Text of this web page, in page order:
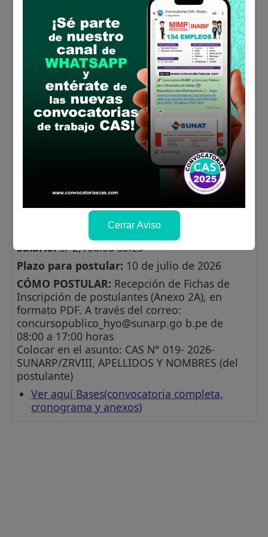
Sector Público o Privado) 01 año
Experiencia específica (En la función o la
materia) Nivel mínimo de practicante
profesional 06 meses
Conocimiento técnico:
Conocimientos básicos
Registrales y Catastrales. Conocimientos
básicos en Sistema de Información Geográfica
Cursos y/o programas de especialización:
Cursos y/o diplomados en catastro o
Reglamentos y Normatividad técnica de
saneamiento de Predios o Software GIS
Lugar de labores:Oficina Registral de
820 - Huánuco De lunes a viernes de 8:00 a
Salario:S/ 2,100.00 soles
Plazo para postular: 10 de julio de 2026
CÓMO POSTULAR: Recepción de Fichas de
Inscripción de postulantes (Anexo 2A), en
formato PDF. A través del correo:
concursopublico_hyo@sunarp.go b.pe de
08:00 a 17:00 horas
Colocar en el asunto: CAS N° 019- 2026-
SUNARP/ZRVIII, APELLIDOS Y NOMBRES (del
postulante)
Ver aquí Bases(convocatoria completa,
cronograma y anexos)
Cerrar Aviso